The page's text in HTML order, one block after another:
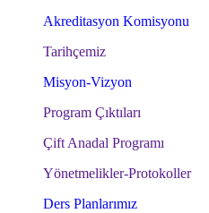
Akreditasyon Komisyonu
Tarihçemiz
Misyon-Vizyon
Program Çıktıları
Çift Anadal Programı
Yönetmelikler-Protokoller
Ders Planlarımız